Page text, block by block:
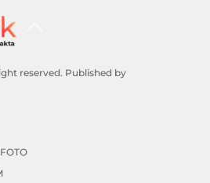
reserved. Published by